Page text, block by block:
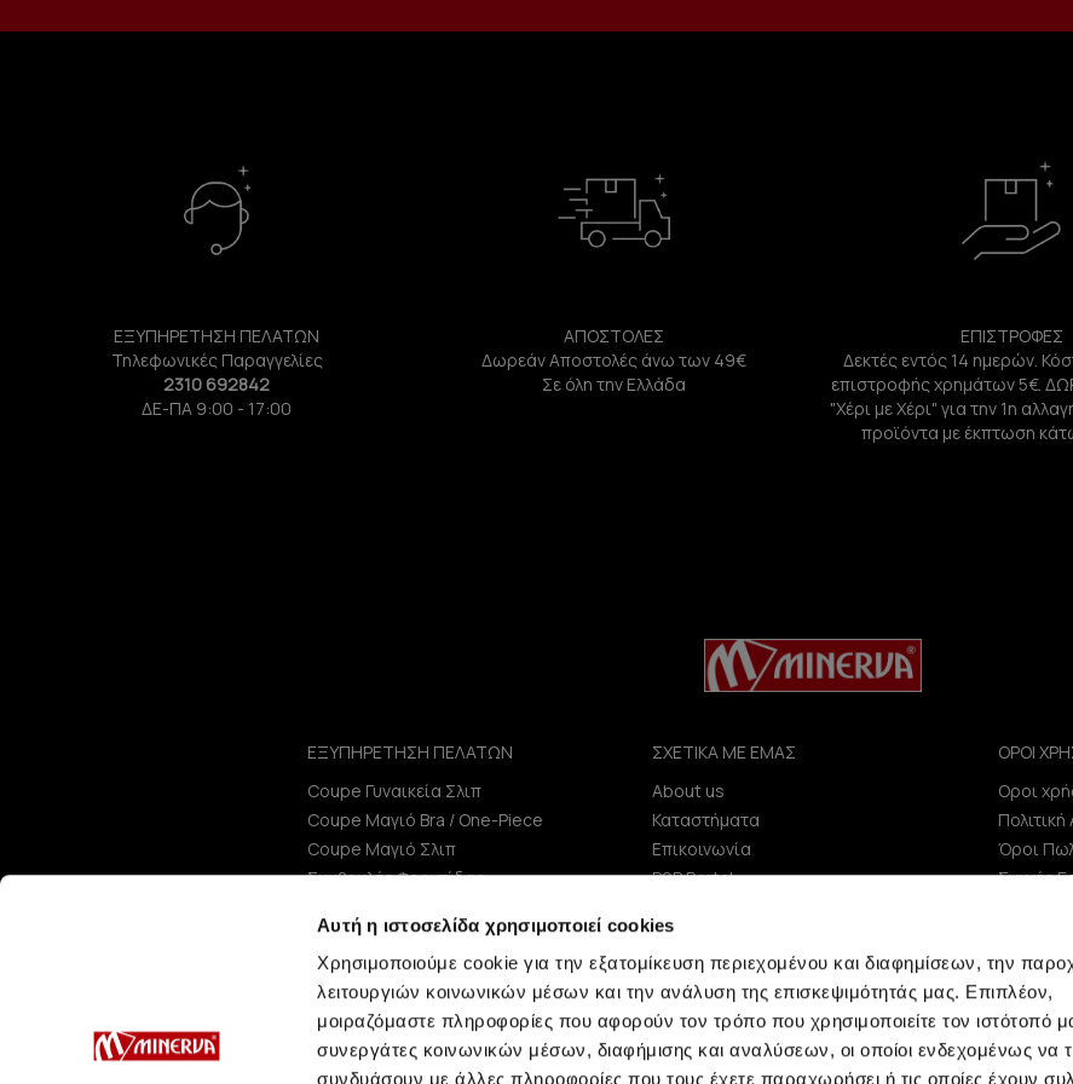
Αυτή η ιστοσελίδα χρησιμοποιεί cookies
Χρησιμοποιούμε cookie για την εξατομίκευση περιεχομένου και διαφημίσεων, την
λειτουργιών κοινωνικών μέσων και την ανάλυση της επισκεψιμότητάς μας. Επιπλέον,
μοιραζόμαστε πληροφορίες που αφορούν τον τρόπο που χρησιμοποιείτε τον ιστότοπό
συνεργάτες κοινωνικών μέσων, διαφήμισης και αναλύσεων, οι οποίοι ενδεχομένως να
συνδυάσουν με άλλες πληροφορίες που τους έχετε παραχωρήσει ή τις οποίες έχουν
ΕΞΥΠΗΡΕΤΗΣΗ ΠΕΛΑΤΩΝ
Τηλεφωνικές Παραγγελίες
2310 692842
ΔΕ-ΠΑ 9:00 - 17:00
ΑΠΟΣΤΟΛΕΣ
Δωρεάν Αποστολές άνω των 49€
Σε όλη την Ελλάδα
ΕΠΙΣΤΡΟΦΕΣ
Δεκτές εντός 14 ημερών.
επιστροφής χρημάτων 5€.
"Χέρι με Χέρι" για την 1η
προϊόντα με έκπτωση
ΕΞΥΠΗΡΕΤΗΣΗ ΠΕΛΑΤΩΝ
Coupe Γυναικεία Σλιπ
Coupe Μαγιό Bra / One-Piece
Coupe Μαγιό Σλιπ
Συμβουλές Φροντίδας
ΣΧΕΤΙΚΑ ΜΕ ΕΜΑΣ
About us
Καταστήματα
Επικοινωνία
B2B Portal
ΑΝΑΚΟΙΝΩΣΕΙΣ ΧΑΑ
Εταιρεία
ΟΡΟΙ
Οροι
Όροι
Συχνές